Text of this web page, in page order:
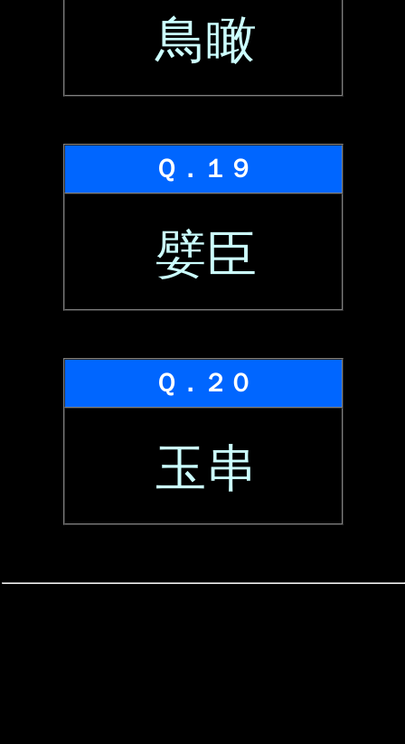
鳥瞰
Ｑ．１９
嬖臣
Ｑ．２０
玉串